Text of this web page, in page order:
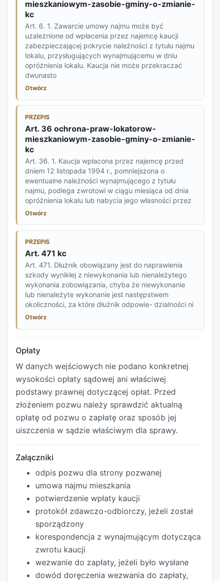
mieszkaniowym-zasobie-gminy-o-zmianie-
kc
Art. 6. 1. Zawarcie umowy najmu może być
uzależnione od wpłacenia przez najemcę kaucji
zabezpieczającej pokrycie należności z tytułu najmu
lokalu, przysługujących wynajmującemu w dniu
opróżnienia lokalu. Kaucja nie może przekraczać
dwunasto
Otwórz
PRZEPIS
Art. 36 ochrona-praw-lokatorow-
mieszkaniowym-zasobie-gminy-o-zmianie-
kc
Art. 36. 1. Kaucja wpłacona przez najemcę przed
dniem 12 listopada 1994 r., pomniejszona o
ewentualne należności wynajmującego z tytułu
najmu, podlega zwrotowi w ciągu miesiąca od dnia
opróżnienia lokalu lub nabycia jego własności przez
Otwórz
PRZEPIS
Art. 471 kc
Art. 471. Dłużnik obowiązany jest do naprawienia
szkody wynikłej z niewykonania lub nienależytego
wykonania zobowiązania, chyba że niewykonanie
lub nienależyte wykonanie jest następstwem
okoliczności, za które dłużnik odpowie- dzialności ni
Otwórz
Opłaty
W danych wejściowych nie podano konkretnej
wysokości opłaty sądowej ani właściwej
podstawy prawnej dotyczącej opłat. Przed
złożeniem pozwu należy sprawdzić aktualną
opłatę od pozwu o zapłatę oraz sposób jej
uiszczenia w sądzie właściwym dla sprawy.
Załączniki
odpis pozwu dla strony pozwanej
umowa najmu mieszkania
potwierdzenie wpłaty kaucji
protokół zdawczo-odbiorczy, jeżeli został
sporządzony
korespondencja z wynajmującym dotycząca
zwrotu kaucji
wezwanie do zapłaty, jeżeli było wysłane
dowód doręczenia wezwania do zapłaty,